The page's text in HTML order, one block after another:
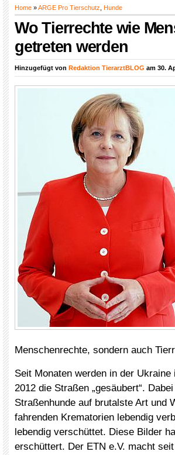
Home »ARGE Pro Tierschutz Hunde
Wo Tierrechte wie
getreten werden
Hinzugefügt von Redaktion TierarztBLOG am 30.
Menschenrechte, sondern auch
Seit Monaten werden in der
2012 die Straßen „gesäubert“.
Straßenhunde auf brutalste Art und
fahrenden Krematorien lebendig
lebendig verschüttet. Diese Bilder
erschüttert. Der ETN e.V. macht